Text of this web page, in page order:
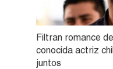
Filtran romance
conocida actriz
juntos